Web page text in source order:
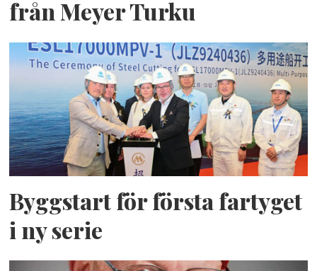
från Meyer Turku
Byggstart för första fartyget
i ny serie